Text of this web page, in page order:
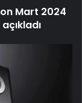
Mart 2024